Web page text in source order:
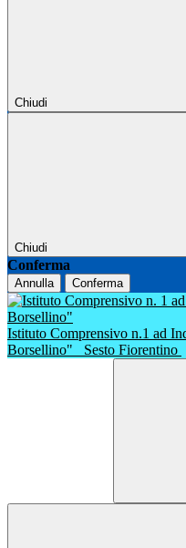
Chiudi
Chiudi
Conferma
Annulla Conferma
Istituto Comprensivo n.1 ad
Borsellino"
Sesto Fiorentino